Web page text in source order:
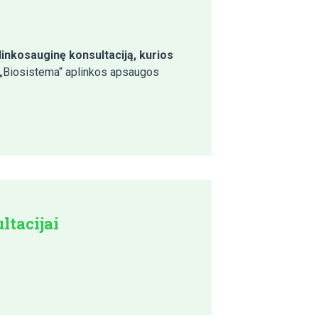
konsultaciją, kurios
aplinkos apsaugos